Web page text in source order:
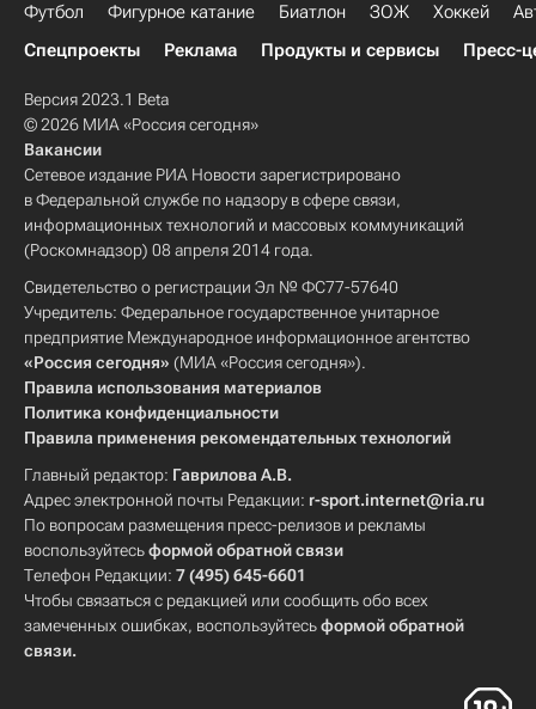
Футбол Фигурное катание Биатлон ЗОЖ Хоккей
Спецпроекты
Реклама Продукты и сервисы Пресс-
Версия 2023.1 Beta
© 2026 МИА «Россия сегодня»
Вакансии
Сетевое издание РИА Новости зарегистрировано
в Федеральной службе по надзору в сфере связи,
информационных технологий и массовых коммуникаций
(Роскомнадзор) 08 апреля 2014 года.
Свидетельство о регистрации Эл № ФС77-57640
Учредитель: Федеральное государственное унитарное
предприятие Международное информационное агентство
«Россия сегодня» (МИА «Россия сегодня»).
Правила использования материалов
Политика конфиденциальности
Правила применения рекомендательных технологий
Главный редактор: Гаврилова А.В.
Адрес электронной почты Редакции: r-sport.internet@ria.ru
По вопросам размещения пресс-релизов и рекламы
воспользуйтесьформой обратной связи
Телефон Редакции: 7 (495) 645-6601
Чтобы связаться с редакцией или сообщить обо всех
замеченных ошибках, воспользуйтесьформой обратной
связи.